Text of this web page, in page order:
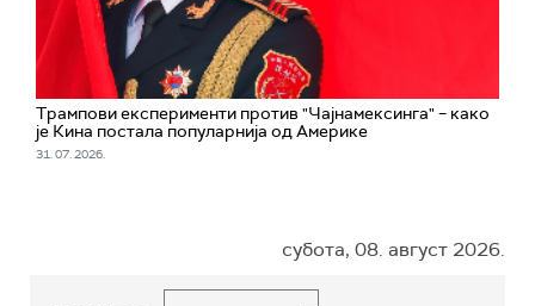
Трампови експерименти против "Чајнамексинга" – како
је Кина постала популарнија од Америке
31. 07. 2026.
субота, 08. август 2026.